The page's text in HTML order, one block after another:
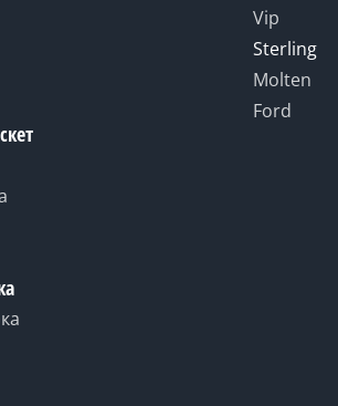
Vip
Sterling
Molten
Ford